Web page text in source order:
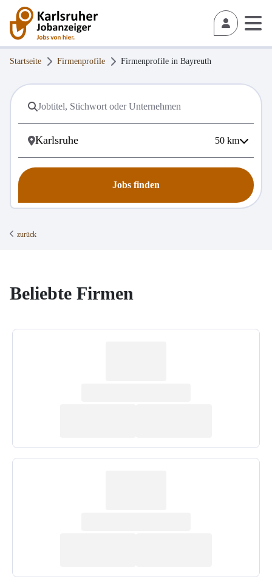
Startseite Firmenprofile Firmenprofile in Bayreuth
50 km
Jobs finden
zurück
Beliebte Firmen